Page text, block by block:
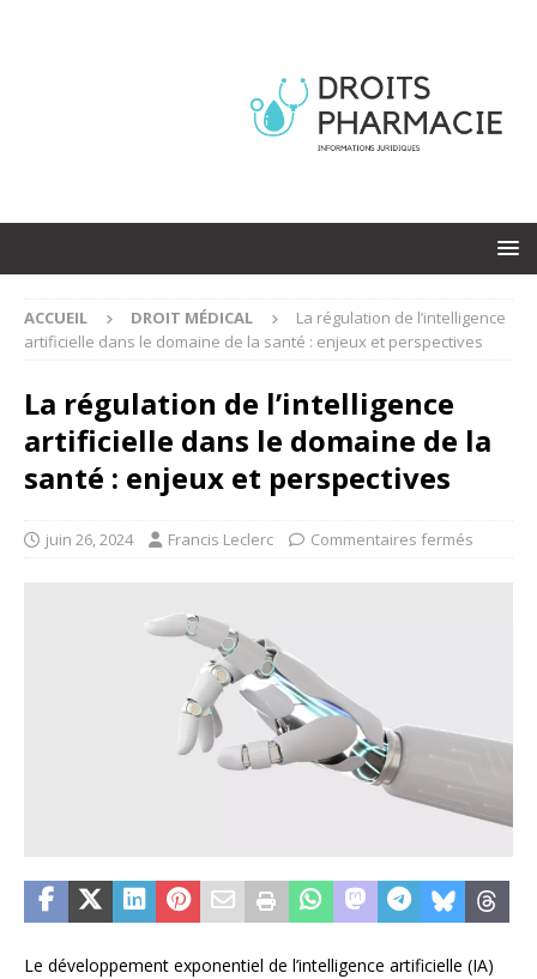
ACCUEIL DROIT MÉDICAL
La régulation de l’intelligence
artificielle dans le domaine de la santé : enjeux et perspectives
La régulation de l’intelligence
artificielle dans le domaine de la
santé : enjeux et perspectives
juin 26, 2024 Francis Leclerc Commentaires fermés
Le développement exponentiel de l’intelligence artificielle (IA)